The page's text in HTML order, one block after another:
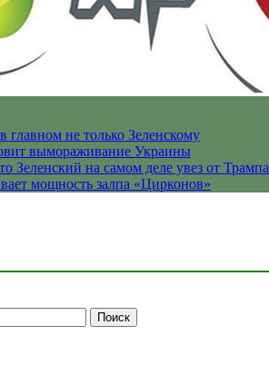
главном не только Зеленскому
вымораживание Украины
Зеленский на самом деле увез от Трампа
мощность залпа «Цирконов»